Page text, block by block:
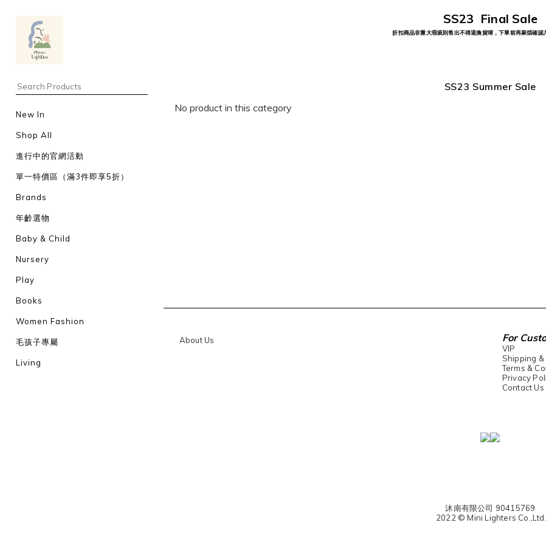
New In
Shop All
進行中的官網活動
單一特價區（滿3件即享5折）
Brands
年齡選物
Baby & Child
Nursery
Play
Books
Women Fashion
毛孩子專屬
Living
SS23 Final Sale
折扣商品非重大瑕疵則售出不得退換貨唷，下單前再麻煩確認
SS23 Summer Sale
No product in this category
About Us For
VIP
Shipping &
Terms &
Privacy
Contact Us
沐南有限公司 90415769
2022 © Mini Lighters Co.,Ltd.